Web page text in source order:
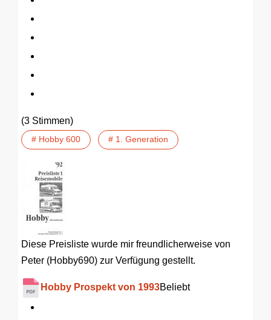
(3 Stimmen)
# Hobby 600 # 1. Generation
Diese Preisliste wurde mir freundlicherweise von
Peter (Hobby690) zur Verfügung gestellt.
Hobby Prospekt von 1993Beliebt